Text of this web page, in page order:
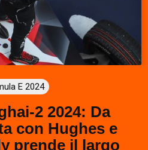
E 2024
2 2024: Da
con Hughes e
prende il largo